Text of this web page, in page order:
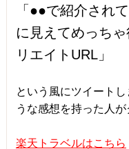
「●●で紹介され
に見えてめっち
リエイトURL」
という風にツイート
うな感想を持った人
楽天トラベルはこちら